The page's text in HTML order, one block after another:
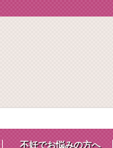
不妊でお悩みの方へ